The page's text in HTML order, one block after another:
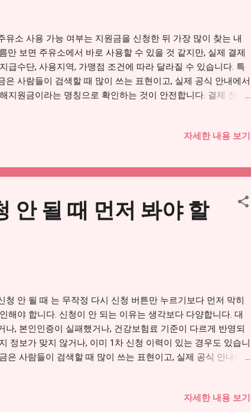
조회가 먼저입니다. 2차는 국민 70% 대상 여부가 핵심이기 때문
, 가구원 수, 주민등록상 주소지, 신청 이력 등을 함께 확인해야
유소 사용 가능 여부는 지원금을 신청한 뒤 가장 많이 찾는 내
만 보면 주유소에서 바로 사용할 수 있을 것 같지만, 실제 결제
급수단, 사용지역, 가맹점 조건에 따라 달라질 수 있습니다. 특
은 사람들이 검색할 때 많이 쓰는 표현이고, 실제 공식 안내에서
지원금이라는 명칭으로 확인하는 것이 안전합니다. 결제 전에
용할 수 있을까? 기름지원금은 고유가로 늘어난 유류비 부담을
으로 확인해야 합니다. 최근 안내에 따르면 주유소 사용처 기준
주소지 관할 지방자치단체 내 주유소에서 사용할 수 있는 방향
점입니다. 다른 대형매장과 사업자가 같은 경우에는 사용이
니다. 따라서 주유 전에 카드사 앱이나 지역사랑상품권 앱에서
해당 주유소가 지역사랑상품권 가맹점인지 봐야 합니다. 선불
용 가능 매장인지 확인이 필요합니다. 같은 주유소처럼 보여도
자 등록이나 가맹점 분류가 다를 수 있습니다. 그래서 “옆 동네
됐는데 여기는 왜 안 되지?” 같은 일이 생길 수 있습니다. 3...
자세한 내용 보기
안 될 때 먼저 봐야 할
청 안 될 때 는 무작정 다시 신청 버튼만 누르기보다 먼저 막히
해야 합니다. 신청이 안 되는 이유는 생각보다 다양합니다. 대
나, 본인인증이 실패했거나, 건강보험료 기준이 다르게 반영되
정보가 맞지 않거나, 이미 1차 신청 이력이 있는 경우도 있습니
은 사람들이 검색할 때 많이 쓰는 표현이고, 실제 공식 안내에
. 기름지원금 신청 안 됨 해결법 보기 → 1. 먼저 대상자가 맞는
자세한 내용 보기